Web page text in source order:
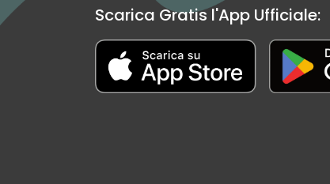
Scarica Gratis l'App Ufficiale: